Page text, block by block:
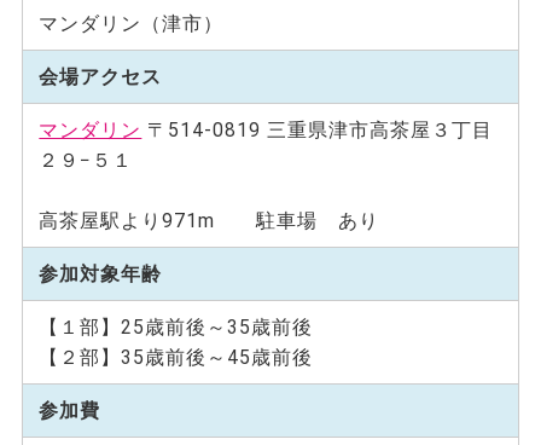
マンダリン（津市）
会場アクセス
マンダリン 〒514-0819 三重県津市高茶屋３丁目
２９−５１
高茶屋駅より971m 駐車場 あり
参加対象年齢
【１部】25歳前後～35歳前後
【２部】35歳前後～45歳前後
参加費